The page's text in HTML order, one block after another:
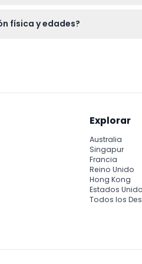
física y edades?
Explorar
Australia
Singapur
Francia
Reino Unido
Hong Kong
Estados
Todos los